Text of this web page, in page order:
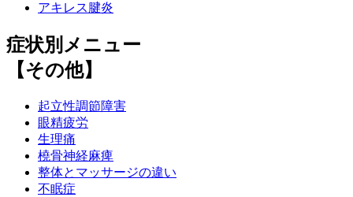
アキレス腱炎
症状別メニュー
【その他】
起立性調節障害
眼精疲労
生理痛
橈骨神経麻痺
整体とマッサージの違い
不眠症